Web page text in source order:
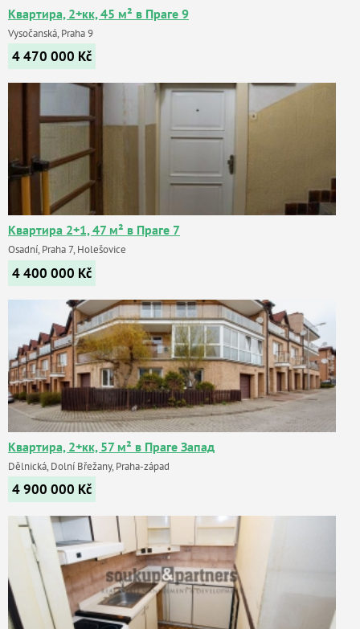
Квартира, 2+кк, 45 м² в Праге 9
Vysočanská, Praha 9
4 470 000 Kč
Квартира 2+1, 47 м² в Праге 7
Osadní, Praha 7, Holešovice
4 400 000 Kč
Квартира, 2+кк, 57 м² в Праге Запад
Dělnická, Dolní Břežany, Praha-západ
4 900 000 Kč